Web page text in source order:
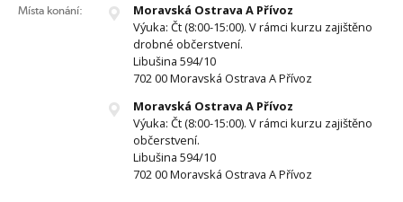
Místa konání:
Moravská Ostrava A Přívoz
Výuka: Čt (8:00-15:00). V rámci kurzu zajištěno
drobné občerstvení.
Libušina 594/10
702 00 Moravská Ostrava A Přívoz
Moravská Ostrava A Přívoz
Výuka: Čt (8:00-15:00). V rámci kurzu zajištěno
občerstvení.
Libušina 594/10
702 00 Moravská Ostrava A Přívoz